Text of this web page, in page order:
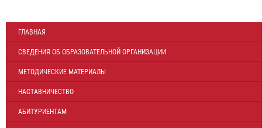
ГЛАВНАЯ
СВЕДЕНИЯ ОБ ОБРАЗОВАТЕЛЬНОЙ ОРГАНИЗАЦИИ
МЕТОДИЧЕСКИЕ МАТЕРИАЛЫ
НАСТАВНИЧЕСТВО
АБИТУРИЕНТАМ